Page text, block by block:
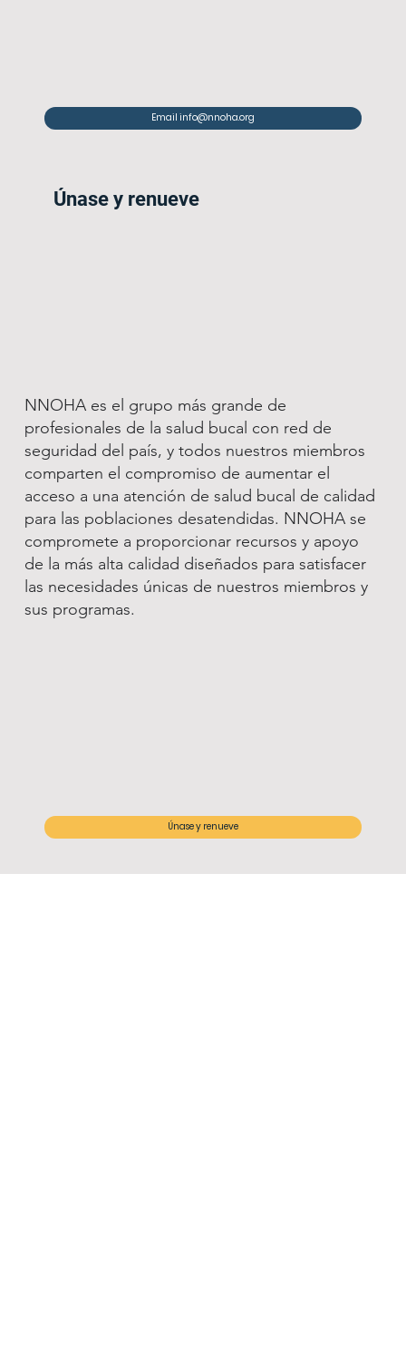
Email info@nnoha.org
Únase y renueve
NNOHA es el grupo más grande de
profesionales de la salud bucal con red de
seguridad del país, y todos nuestros miembros
comparten el compromiso de aumentar el
acceso a una atención de salud bucal de calidad
para las poblaciones desatendidas. NNOHA se
compromete a proporcionar recursos y apoyo
de la más alta calidad diseñados para satisfacer
las necesidades únicas de nuestros miembros y
sus programas.
Únase y renueve